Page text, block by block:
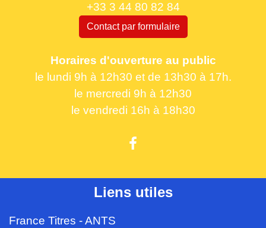
+33 3 44 80 82 84
Contact par formulaire
Horaires d'ouverture au public
le lundi 9h à 12h30 et de 13h30 à 17h.
le mercredi 9h à 12h30
le vendredi 16h à 18h30
Liens utiles
France Titres - ANTS